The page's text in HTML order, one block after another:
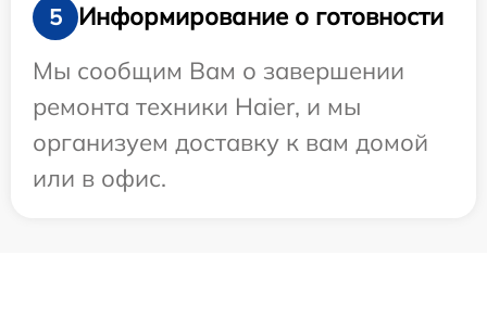
5
Информирование о готовности
Мы сообщим Вам о завершении
ремонта техники Haier, и мы
организуем доставку к вам домой
или в офис.